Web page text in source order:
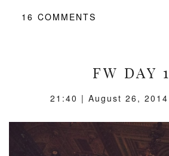
16 COMMENTS
FW DAY 1
21:40 | August 26, 2014